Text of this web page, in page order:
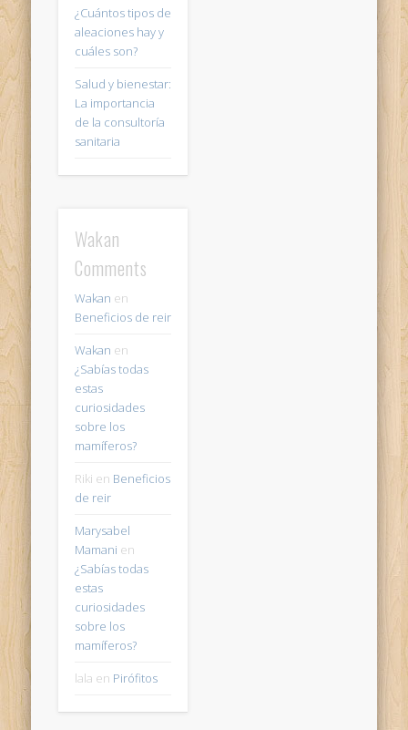
¿Cuántos tipos de
aleaciones hay y
cuáles son?
Salud y bienestar:
La importancia
de la consultoría
sanitaria
Wakan
Comments
Wakan en
Beneficios de reir
Wakan en
¿Sabías todas
estas
curiosidades
sobre los
mamíferos?
Riki en Beneficios
de reir
Marysabel
Mamani en
¿Sabías todas
estas
curiosidades
sobre los
mamíferos?
lala en Pirófitos